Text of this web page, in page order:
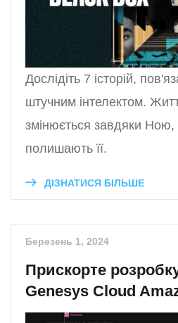
Дослідіть 7 історій,
штучним інтелектом.
змінюється завдяки Ною,
полишають її.
ДІЗНАТИСЯ БІЛЬШЕ
Березень 1, 2024
Прискорте
Genesys Cloud